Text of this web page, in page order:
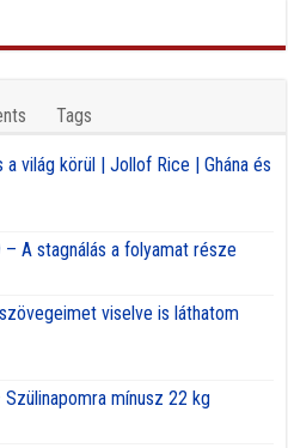
Tags
világ körül | Jollof Rice | Ghána és
A stagnálás a folyamat része
viselve is láthatom
mínusz 22 kg